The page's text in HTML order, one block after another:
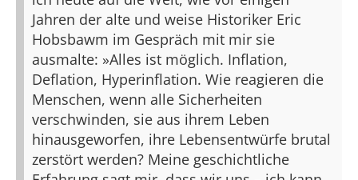
Jahren der alte und weise Historiker Eric
Hobsbawm im Gespräch mit mir sie
ausmalte: »Alles ist möglich. Inflation,
Deflation, Hyperinflation. Wie reagieren die
Menschen, wenn alle Sicherheiten
verschwinden, sie aus ihrem Leben
hinausgeworfen, ihre Lebensentwürfe brutal
zerstört werden? Meine geschichtliche